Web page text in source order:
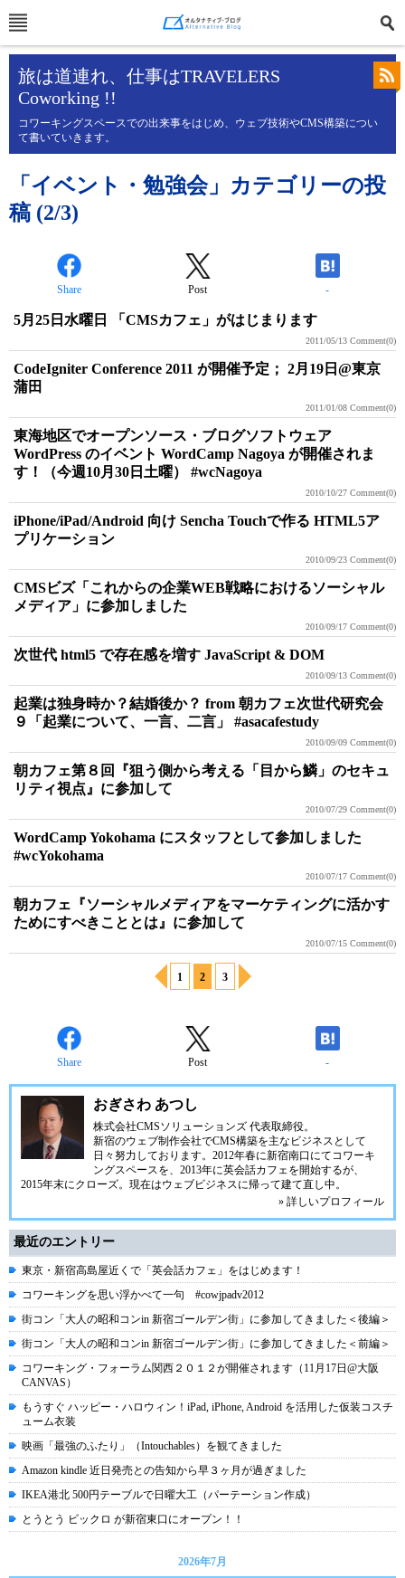
旅は道連れ、仕事はTRAVELERS
Coworking !!
コワーキングスペースでの出来事をはじめ、ウェブ技術やCMS構築につい
て書いていきます。
「イベント・勉強会」カテゴリーの投
稿 (2/3)
Share Post -
5月25日水曜日 「CMSカフェ」がはじまります
2011/05/13 Comment(0)
CodeIgniter Conference 2011 が開催予定； 2月19日@東京
蒲田
2011/01/08 Comment(0)
東海地区でオープンソース・ブログソフトウェア
WordPress のイベント WordCamp Nagoya が開催されま
す！（今週10月30日土曜） #wcNagoya
2010/10/27 Comment(0)
iPhone/iPad/Android 向け Sencha Touchで作る HTML5ア
プリケーション
2010/09/23 Comment(0)
CMSビズ「これからの企業WEB戦略におけるソーシャル
メディア」に参加しました
2010/09/17 Comment(0)
次世代 html5 で存在感を増す JavaScript & DOM
2010/09/13 Comment(0)
起業は独身時か？結婚後か？ from 朝カフェ次世代研究会
９「起業について、一言、二言」 #asacafestudy
2010/09/09 Comment(0)
朝カフェ第８回『狙う側から考える「目から鱗」のセキュ
リティ視点』に参加して
2010/07/29 Comment(0)
WordCamp Yokohama にスタッフとして参加しました
#wcYokohama
2010/07/17 Comment(0)
朝カフェ『ソーシャルメディアをマーケティングに活かす
ためにすべきこととは』に参加して
2010/07/15 Comment(0)
1 2 3
Share Post -
おぎさわ あつし
株式会社CMSソリューションズ 代表取締役。
新宿のウェブ制作会社でCMS構築を主なビジネスとして
日々努力しております。2012年春に新宿南口にてコワーキ
ングスペースを、2013年に英会話カフェを開始するが、
2015年末にクローズ。現在はウェブビジネスに帰って建て直し中。
» 詳しいプロフィール
最近のエントリー
東京・新宿高島屋近くで「英会話カフェ」をはじめます！
コワーキングを思い浮かべて一句 #cowjpadv2012
街コン「大人の昭和コンin 新宿ゴールデン街」に参加してきました＜後編＞
街コン「大人の昭和コンin 新宿ゴールデン街」に参加してきました＜前編＞
コワーキング・フォーラム関西２０１２が開催されます（11月17日@大阪
CANVAS）
もうすぐ ハッピー・ハロウィン！iPad, iPhone, Android を活用した仮装コスチ
ューム衣装
映画「最強のふたり」（Intouchables）を観てきました
Amazon kindle 近日発売との告知から早３ヶ月が過ぎました
IKEA港北 500円テーブルで日曜大工（パーテーション作成）
とうとう ビックロ が新宿東口にオープン！！
2026年7月